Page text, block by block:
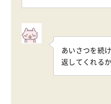
あいさつを続
返してくれる